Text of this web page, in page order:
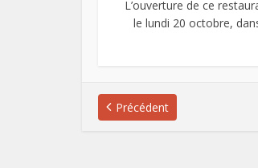
L’ouverture de ce
le lundi 20 octobre,
Précédent